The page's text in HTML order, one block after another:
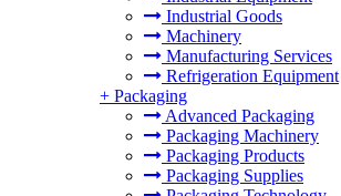
Industrial Goods
Machinery
Manufacturing Services
Refrigeration Equipment
+ Packaging
Advanced Packaging
Packaging Machinery
Packaging Products
Packaging Supplies